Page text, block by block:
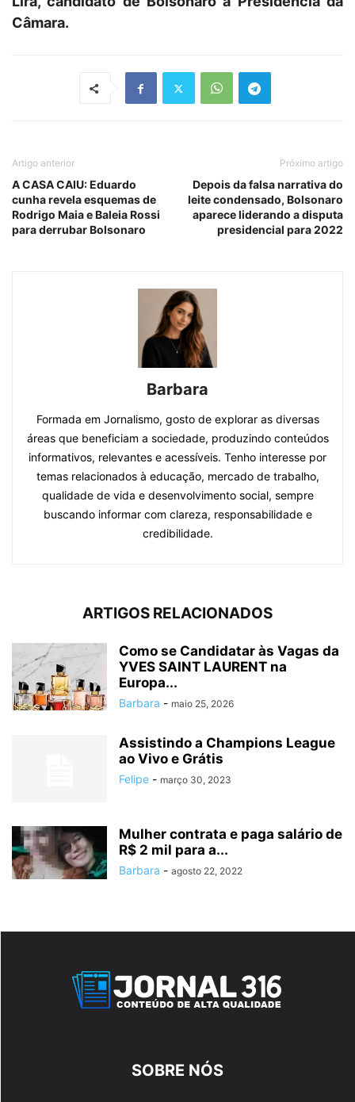
Câmara.
Artigo anterior
A CASA CAIU: Eduardo
cunha revela esquemas de
Rodrigo Maia e Baleia Rossi
para derrubar Bolsonaro
Próximo artigo
Depois da falsa narrativa do
leite condensado, Bolsonaro
aparece liderando a disputa
presidencial para 2022
Barbara
Formada em Jornalismo, gosto de explorar as diversas
áreas que beneficiam a sociedade, produzindo conteúdos
informativos, relevantes e acessíveis. Tenho interesse por
temas relacionados à educação, mercado de trabalho,
qualidade de vida e desenvolvimento social, sempre
buscando informar com clareza, responsabilidade e
credibilidade.
ARTIGOS RELACIONADOS
Como se Candidatar às Vagas da
YVES SAINT LAURENT na
Europa...
Barbara - maio 25, 2026
Assistindo a Champions League
ao Vivo e Grátis
Felipe - março 30, 2023
Mulher contrata e paga salário de
R$ 2 mil para a...
Barbara - agosto 22, 2022
SOBRE NÓS